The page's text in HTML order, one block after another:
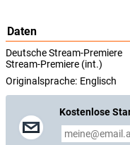
Daten
Deutsche Stream-Premiere
Stream-Premiere (int.)
Originalsprache: Englisch
Kostenlose